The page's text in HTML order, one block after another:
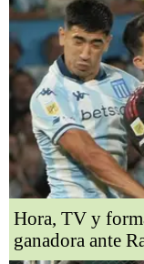
Hora, TV y
ganadora ante